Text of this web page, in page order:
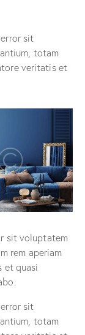
sit
totam
veritatis et
sit voluptatem
rem aperiam
et quasi
sit
totam